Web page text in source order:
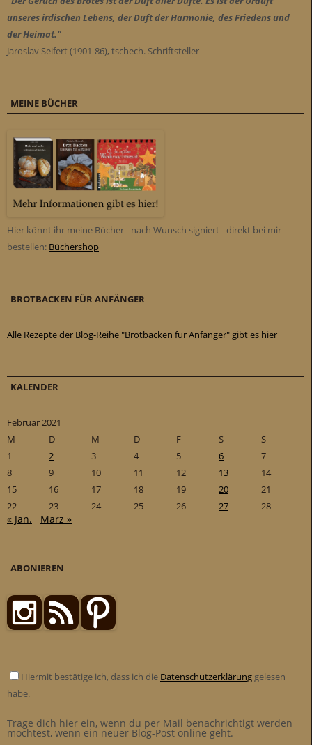
unseres irdischen Lebens, der Duft der Harmonie, des Friedens und
der Heimat."
Jaroslav Seifert (1901-86), tschech. Schriftsteller
MEINE BÜCHER
Hier könnt ihr meine Bücher - nach Wunsch signiert - direkt bei mir
bestellen: Büchershop
BROTBACKEN FÜR ANFÄNGER
Alle Rezepte der Blog-Reihe "Brotbacken für Anfänger" gibt es hier
KALENDER
Februar 2021
M
D M D F S
S
1
2 3 4 5 6
7
8
9 10 11 12 13
14
15
16 17 18 19 20
21
22
23 24 25 26 27 28
« Jan. März »
ABONIEREN
Hiermit bestätige ich, dass ich die Datenschutzerklärung gelesen
habe.
Trage dich hier ein, wenn du per Mail benachrichtigt werden
möchtest, wenn ein neuer Blog-Post online geht.